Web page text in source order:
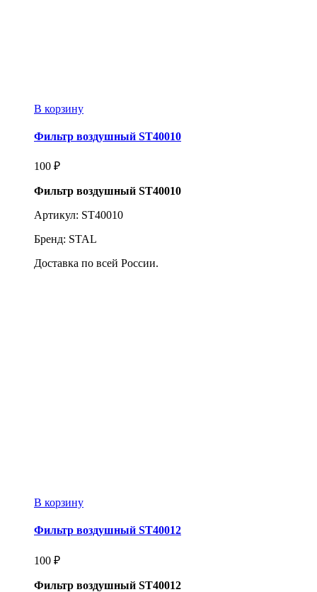
В корзину
Фильтр воздушный ST40010
100 ₽
Фильтр воздушный ST40010
Артикул: ST40010
Бренд: STAL
Доставка по всей России.
В корзину
Фильтр воздушный ST40012
100 ₽
Фильтр воздушный ST40012